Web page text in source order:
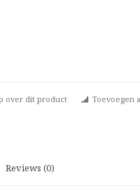
over dit product Toevoegen
Reviews (0)